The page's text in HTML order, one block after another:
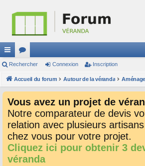
ac
co
ci
or
u
s
Rechercher Connexion Inscription
Accueil du forum Autour de la véranda
Vous avez un projet de
Notre comparateur de devis
relation avec plusieurs
chez vous pour votre projet.
Cliquez ici pour obtenir 3
véranda